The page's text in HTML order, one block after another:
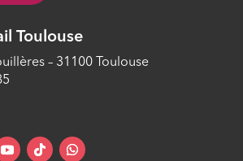
Toulouse
– 31100 Toulouse